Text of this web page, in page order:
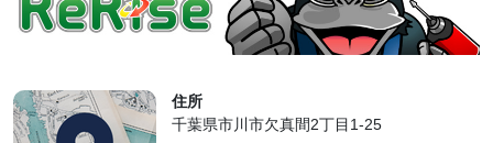
住所
千葉県市川市欠真間2丁目1-25